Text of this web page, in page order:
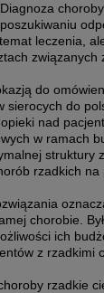
leczenia,
związanych
do
sierocych do
nad
w ramach
struktury
rzadkich
chorobie.
ich
z rzadkimi
rzadkie